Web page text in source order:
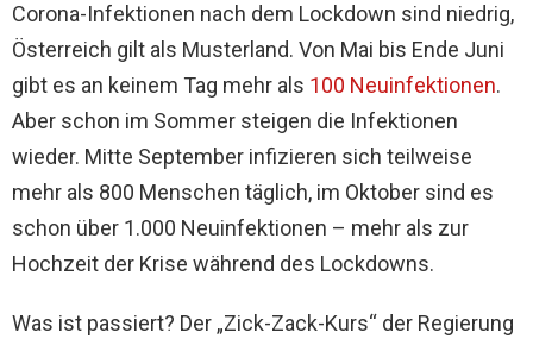
Corona-Infektionen nach dem Lockdown sind niedrig,
Österreich gilt als Musterland. Von Mai bis Ende Juni
gibt es an keinem Tag mehr als 100 Neuinfektionen.
Aber schon im Sommer steigen die Infektionen
wieder. Mitte September infizieren sich teilweise
mehr als 800 Menschen täglich, im Oktober sind es
schon über 1.000 Neuinfektionen – mehr als zur
Hochzeit der Krise während des Lockdowns.
Was ist passiert? Der „Zick-Zack-Kurs“ der Regierung